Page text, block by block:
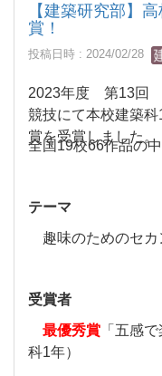
【建築研究部】
賞！
投稿日時 : 2024/02/28
2023年度 第13回
競技にて本校建築科
賞を受賞しました。
全国19校66作品の
テーマ
趣味のためのセカ
受賞者
最優秀賞 「五感
科1年）